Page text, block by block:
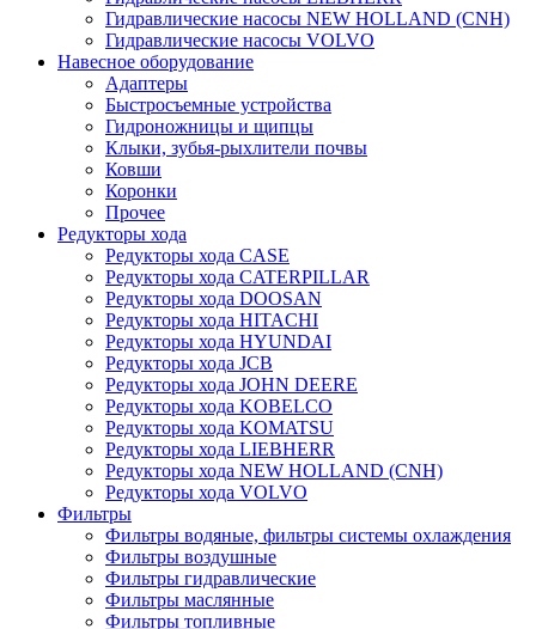
Гидравлические насосы NEW HOLLAND (CNH)
Гидравлические насосы VOLVO
Навесное оборудование
Адаптеры
Быстросъемные устройства
Гидроножницы и щипцы
Клыки, зубья-рыхлители почвы
Ковши
Коронки
Прочее
Редукторы хода
Редукторы хода CASE
Редукторы хода CATERPILLAR
Редукторы хода DOOSAN
Редукторы хода HITACHI
Редукторы хода HYUNDAI
Редукторы хода JCB
Редукторы хода JOHN DEERE
Редукторы хода KOBELCO
Редукторы хода KOMATSU
Редукторы хода LIEBHERR
Редукторы хода NEW HOLLAND (CNH)
Редукторы хода VOLVO
Фильтры
Фильтры водяные, фильтры системы охлаждения
Фильтры воздушные
Фильтры гидравлические
Фильтры маслянные
Фильтры топливные